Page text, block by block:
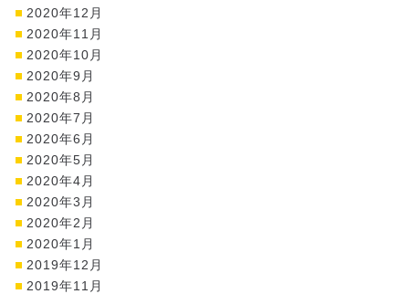
2020年12月
2020年11月
2020年10月
2020年9月
2020年8月
2020年7月
2020年6月
2020年5月
2020年4月
2020年3月
2020年2月
2020年1月
2019年12月
2019年11月